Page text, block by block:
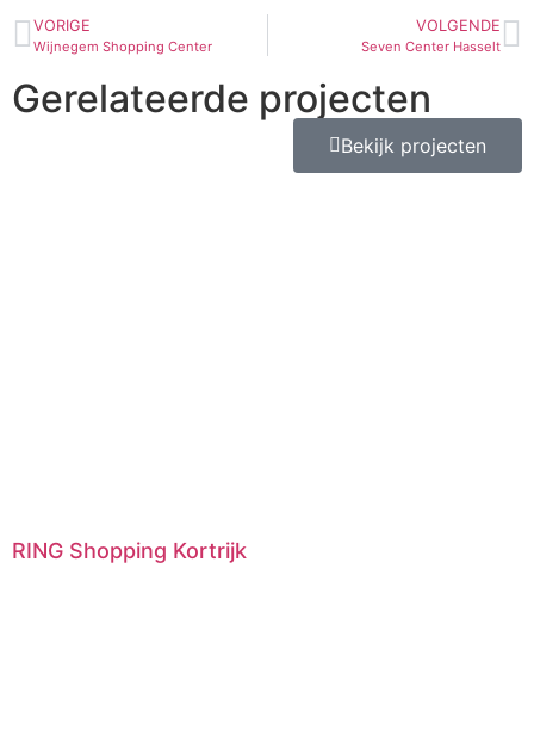
VORIGE
Wijnegem Shopping Center
VOLGENDE
Seven Center Hasselt
Gerelateerde projecten
Bekijk projecten
RING Shopping Kortrijk